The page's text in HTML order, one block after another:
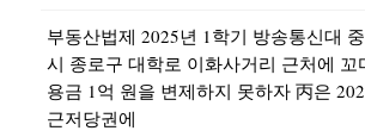
부동산법제 2025년 1학기 방송통신대
시 종로구 대학로 이화사거리 근처에 꼬
용금 1억 원을 변제하지 못하자 丙은
근저당권에